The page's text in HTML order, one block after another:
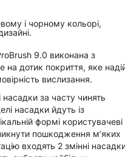
і чорному кольорі,
9.0 виконана з
на дотик покриття, яке
вислизання.
насадки за часту чинять
насадки йдуть із
формі користувачеві
пошкодження м’яких
входять 2 змінні насадки